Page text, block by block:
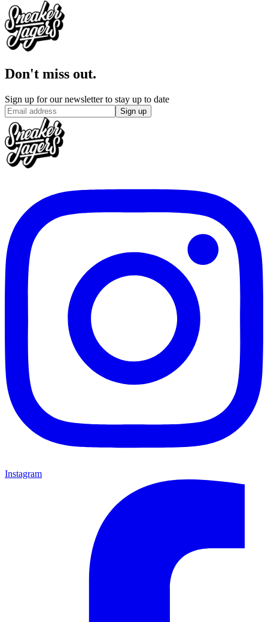
Don't miss out.
Sign up for our newsletter to stay up to date
Sign up
Instagram